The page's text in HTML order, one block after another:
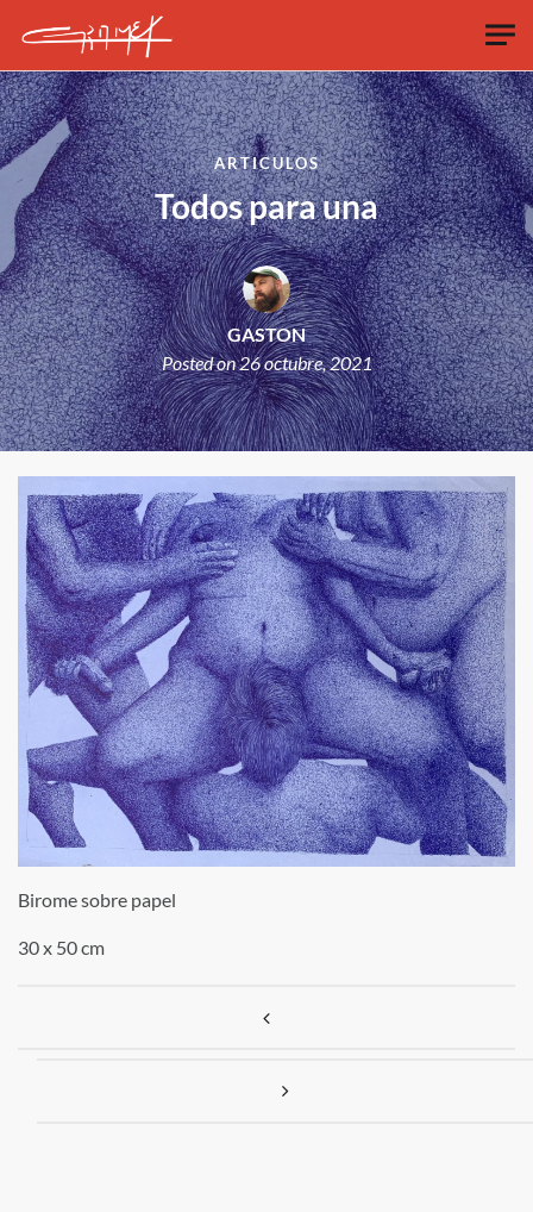
Skip to main content
ARTICULOS
Todos para una
Posted on26 octubre, 2021
GASTON
Birome sobre papel
30 x 50 cm